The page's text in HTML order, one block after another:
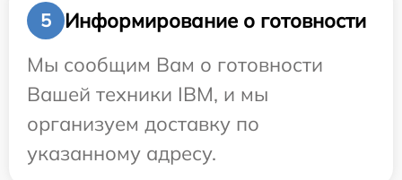
5
Информирование о готовности
Мы сообщим Вам о готовности
Вашей техники IBM, и мы
организуем доставку по
указанному адресу.